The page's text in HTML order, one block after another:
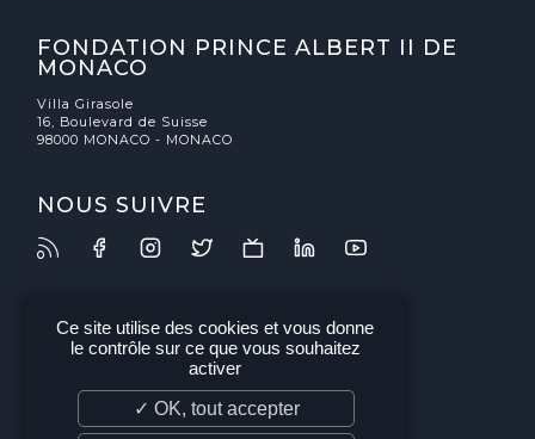
FONDATION PRINCE ALBERT II DE
MONACO
Villa Girasole
16, Boulevard de Suisse
98000 MONACO - MONACO
NOUS SUIVRE
Ce site utilise des cookies et vous donne
le contrôle sur ce que vous souhaitez
activer
✓ OK, tout accepter